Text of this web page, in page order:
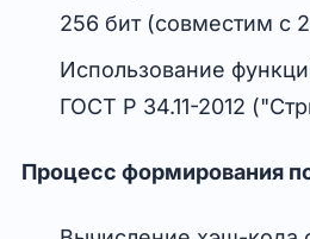
256 бит (совместим с
Использование
ГОСТ Р 34.11-2012
Процесс формирования